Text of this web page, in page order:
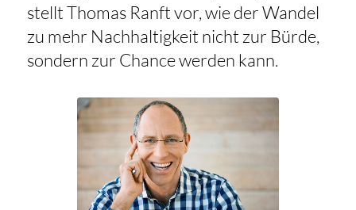
stellt Thomas Ranft vor, wie der Wandel
zu mehr Nachhaltigkeit nicht zur Bürde,
sondern zur Chance werden kann.